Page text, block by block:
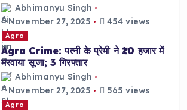
Abhimanyu Singh
November 27, 2025
454 views
Agra
Agra Crime: पत्नी के प्रेमी ने ₹10 हजार में
मरवाया सूजा; 3 गिरफ्तार
Abhimanyu Singh
November 27, 2025
565 views
Agra